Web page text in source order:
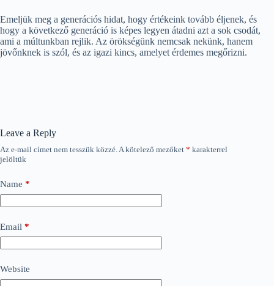
Emeljük meg a generációs hidat, hogy értékeink tovább éljenek, és
hogy a következő generáció is képes legyen átadni azt a sok csodát,
ami a múltunkban rejlik. Az örökségünk nemcsak nekünk, hanem
jövőnknek is szól, és az igazi kincs, amelyet érdemes megőrizni.
Leave a Reply
Az e-mail címet nem tesszük közzé.A kötelező mezőket * karakterrel
jelöltük
Name *
Email *
Website